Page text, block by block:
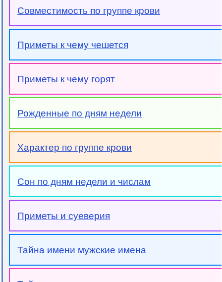
Совместимость по группе крови
Приметы к чему чешется
Приметы к чему горят
Рожденные по дням недели
Характер по группе крови
Сон по дням недели и числам
Приметы и суеверия
Тайна имени мужские имена